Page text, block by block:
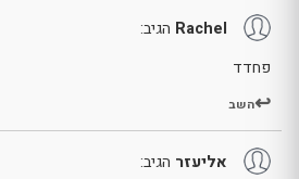
Rachel הגיב:
פחדד
השב
אליעזר הגיב: